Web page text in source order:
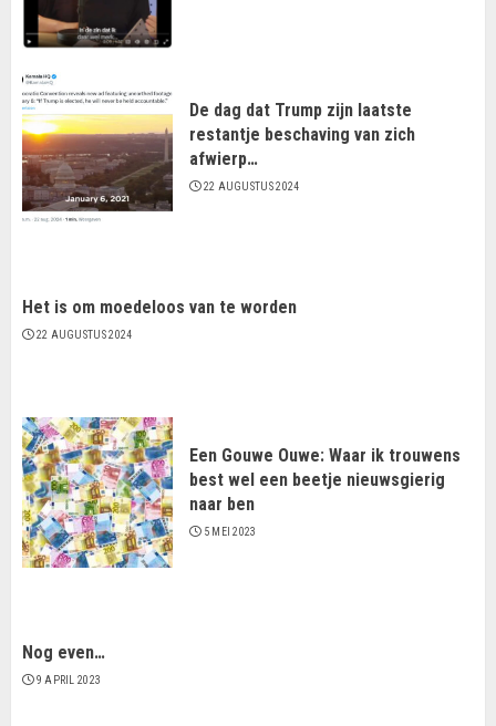
De dag dat Trump zijn laatste
restantje beschaving van zich
afwierp…
22 AUGUSTUS 2024
Het is om moedeloos van te worden
22 AUGUSTUS 2024
Een Gouwe Ouwe: Waar ik trouwens
best wel een beetje nieuwsgierig
naar ben
5 MEI 2023
Nog even…
9 APRIL 2023